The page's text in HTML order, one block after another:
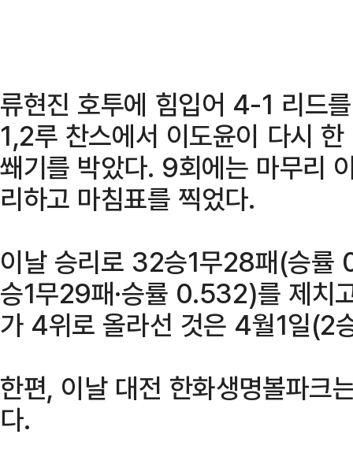
류현진 호투에 힘입어 4-1 리드
1,2루 찬스에서 이도윤이 다시
쐐기를 박았다. 9회에는 마무리
리하고 마침표를 찍었다.
이날 승리로 32승1무28패(승
승1무29패·승률 0.532)를 제치
가 4위로 올라선 것은 4월1일(2
한편, 이날 대전 한화생명볼파크
다.